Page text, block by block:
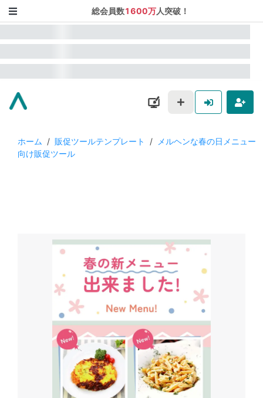
総会員数1600万人突破！
ホーム / 販促ツールテンプレート /
メルヘンな春の日メニュー
向け販促ツール